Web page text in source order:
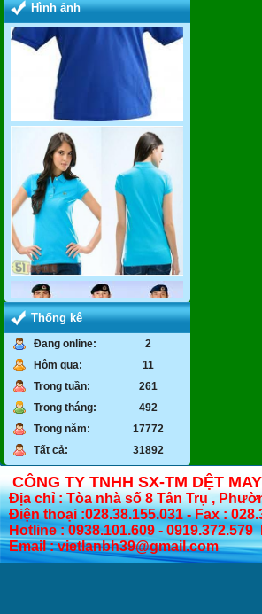
Hình ảnh
Thống kê
Đang online:
2
Hôm qua:
11
Trong tuần:
261
Trong tháng:
492
Trong năm:
17772
Tất cả:
31892
CÔNG TY TNHH SX-TM DỆT
Địa chỉ : Tòa nhà số 8 Tân Trụ ,
Điện thoại :028.38.155.031 - Fax :
Hotline : 0938.101.609 - 0919.372.579
Email : vietlanbh39@gmail.com